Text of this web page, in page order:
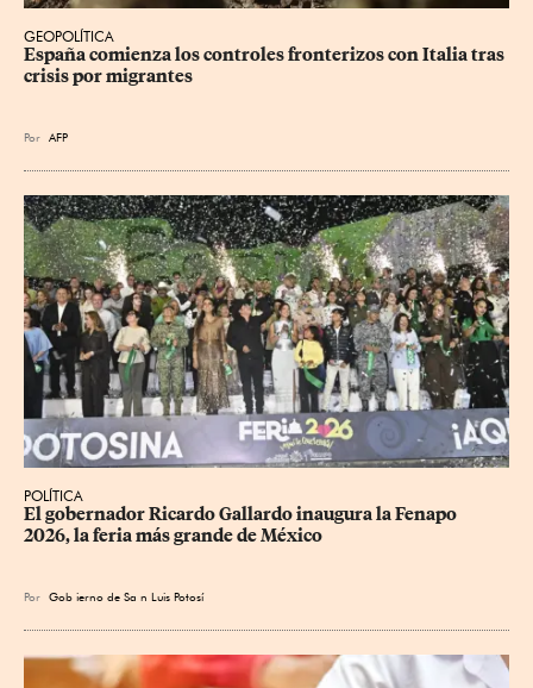
GEOPOLÍTICA
España comienza los controles fronterizos con Italia tras
crisis por migrantes
Por AFP
POLÍTICA
​El gobernador Ricardo Gallardo inaugura la Fenapo
2026, la feria más grande de México
Por Gob ierno de Sa n Luis Potosí